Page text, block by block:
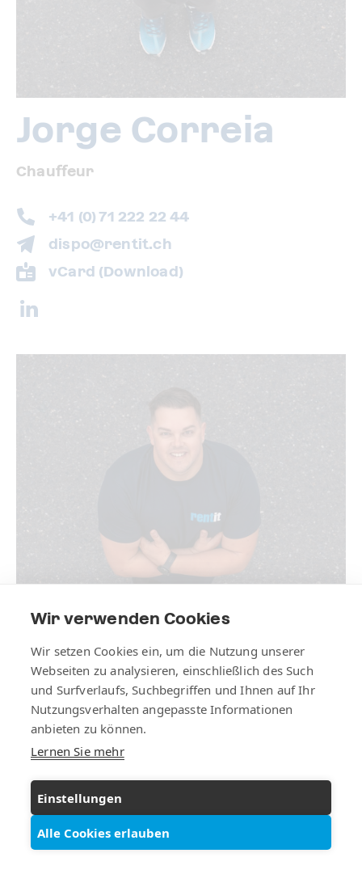
Wir verwenden Cookies
Wir setzen Cookies ein, um die Nutzung unserer
Webseiten zu analysieren, einschließlich des Such
und Surfverlaufs, Suchbegriffen und Ihnen auf Ihr
Nutzungsverhalten angepasste Informationen
anbieten zu können.
Lernen Sie mehr
Einstellungen
Alle Cookies erlauben
Jorge Correia
Chauffeur
+41 (0) 71 222 22 44
dispo@rentit.ch
vCard (Download)
Henrique Da Cruz
IPAF-Trainer
+41 (0) 71 222 22 44
schulungen@rentit.ch